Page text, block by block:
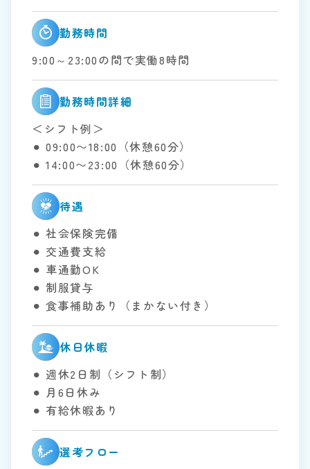
勤務時間
9:00～23:00の間で実働8時間
勤務時間詳細
＜シフト例＞
⚫︎ 09:00〜18:00（休憩60分）
⚫︎ 14:00〜23:00（休憩60分）
待遇
⚫︎ 社会保険完備
⚫︎ 交通費支給
⚫︎ 車通勤OK
⚫︎ 制服貸与
⚫︎ 食事補助あり（まかない付き）
休日休暇
⚫︎ 週休2日制（シフト制）
⚫︎ 月6日休み
⚫︎ 有給休暇あり
選考フロー